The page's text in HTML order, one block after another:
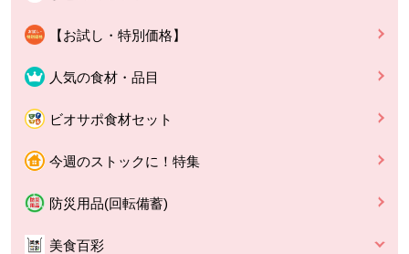
【お試し・特別価格】
人気の食材・品目
ビオサポ食材セット
今週のストックに！特集
防災用品(回転備蓄)
美食百彩